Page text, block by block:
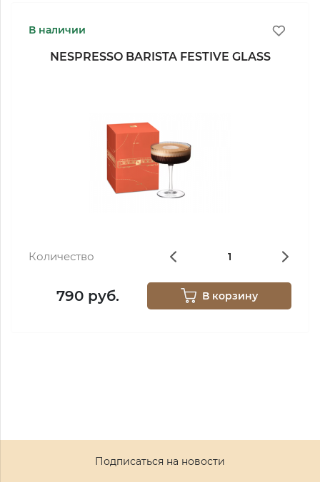
В наличии
NESPRESSO BARISTA FESTIVE GLASS
Количество
790 руб. В корзину
Подписаться на новости